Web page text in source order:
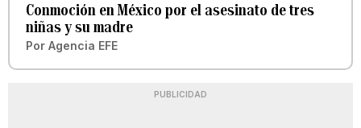
Conmoción en México por el asesinato de tres
niñas y su madre
Por Agencia EFE
PUBLICIDAD